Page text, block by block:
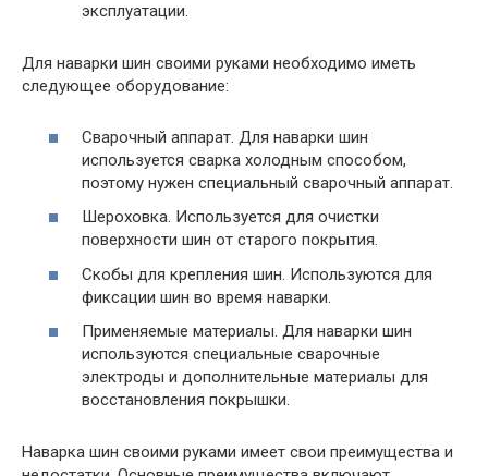
эксплуатации.
Для наварки шин своими руками необходимо иметь
следующее оборудование:
Сварочный аппарат. Для наварки шин
используется сварка холодным способом,
поэтому нужен специальный сварочный аппарат.
Шероховка. Используется для очистки
поверхности шин от старого покрытия.
Скобы для крепления шин. Используются для
фиксации шин во время наварки.
Применяемые материалы. Для наварки шин
используются специальные сварочные
электроды и дополнительные материалы для
восстановления покрышки.
Наварка шин своими руками имеет свои преимущества и